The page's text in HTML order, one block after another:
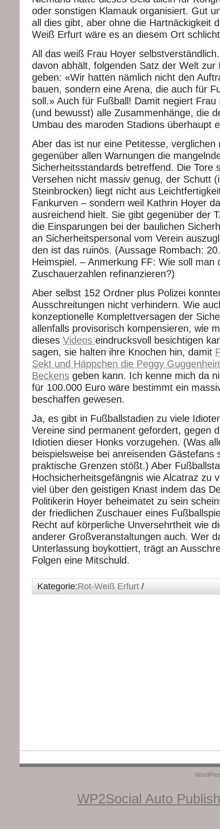
oder sonstigen Klamauk organisiert. Gut
all dies gibt, aber ohne die Hartnäckigkeit
Weiß Erfurt wäre es an diesem Ort
All das weiß Frau Hoyer
davon abhält, folgenden Satz der Welt zur
geben: «Wir hatten nämlich nicht den
bauen, sondern eine Arena, die auch für
soll.» Auch für Fußball! Damit negiert Frau
(und bewusst) alle Zusammenhänge, die
Umbau des maroden Stadions überhaupt
Aber das ist nur eine Petitesse, verglichen
gegenüber allen Warnungen die
Sicherheitsstandards betreffend. Die Tore
Versehen nicht massiv genug, der Schutt
Steinbrocken) liegt nicht aus
Fankurven – sondern weil Kathrin Hoyer
ausreichend hielt. Sie gibt gegenüber der
die Einsparungen bei der baulichen
an Sicherheitspersonal vom Verein
den ist das ruinös. (Aussage Rombach:
Heimspiel. – Anmerkung FF: Wie soll man
Zuschauerzahlen refinanzieren?)
Aber selbst 152 Ordner plus Polizei
Ausschreitungen nicht verhindern. Wie
konzeptionelle Komplettversagen der
allenfalls provisorisch kompensieren, wie
dieses Videos eindrucksvoll besichtigen
sagen, sie halten ihre Knochen hin, damit
Sekt und Häppchen die Peggy
Beckens geben kann. Ich kenne mich da
für 100.000 Euro wäre bestimmt ein
beschaffen gewesen.
Ja, es gibt in Fußballstadien zu viele
Vereine sind permanent gefordert, gegen
Idiotien dieser Honks vorzugehen. (Was
beispielsweise bei anreisenden Gästefans
praktische Grenzen stößt.) Aber
Hochsicherheitsgefängnis wie Alcatraz zu
viel über den geistigen Knast indem das
Politikerin Hoyer beheimatet zu sein
der friedlichen Zuschauer eines
Recht auf körperliche Unversehrtheit wie
anderer Großveranstaltungen auch. Wer
Unterlassung boykottiert, trägt an
Folgen eine Mitschuld.
Kategorie:Rot-Weiß Erfurt /
WP2Social Auto Publish